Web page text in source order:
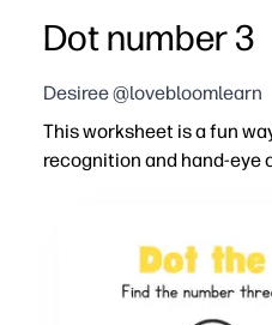
Dot number 3
Desiree @lovebloomlearn
This worksheet is a fun
recognition and hand-eye